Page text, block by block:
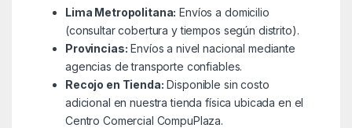
Lima Metropolitana: Envíos a domicilio
(consultar cobertura y tiempos según distrito).
Provincias: Envíos a nivel nacional mediante
agencias de transporte confiables.
Recojo en Tienda: Disponible sin costo
adicional en nuestra tienda física ubicada en el
Centro Comercial CompuPlaza.